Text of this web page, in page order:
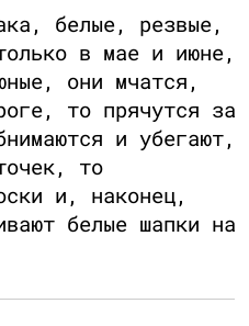
белые, резвые,
в мае и июне,
они мчатся,
то прячутся за
и убегают,
то
и, наконец,
белые шапки на